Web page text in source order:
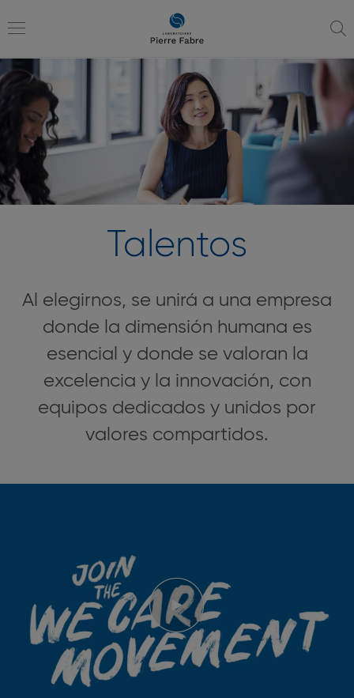
a
navegación
al
Toggle
navigation
Talentos
Al elegirnos, se unirá a una empresa
donde la dimensión humana es
esencial y donde se valoran la
excelencia y la innovación, con
equipos dedicados y unidos por
valores compartidos.